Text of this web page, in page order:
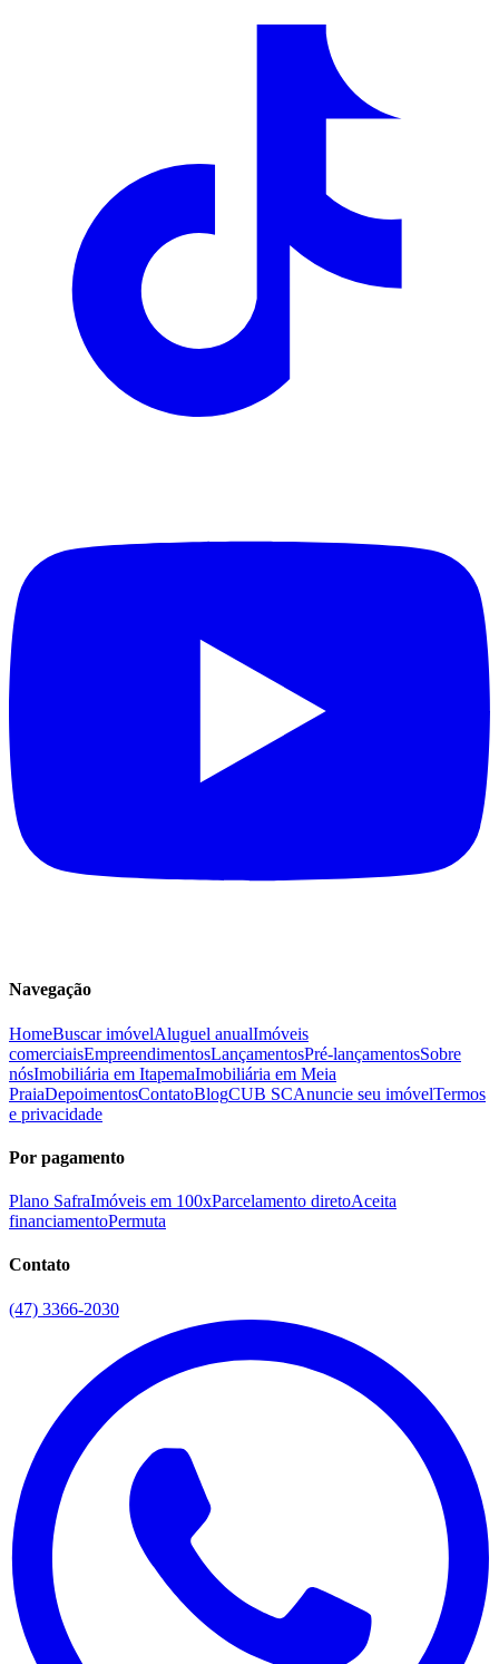
Navegação
HomeBuscar imóvelAluguel anualImóveis
comerciaisEmpreendimentosLançamentosPré-lançamentosSobre
nósImobiliária em ItapemaImobiliária em Meia
PraiaDepoimentosContatoBlogCUB SCAnuncie seu imóvelTermos
e privacidade
Por pagamento
Plano SafraImóveis em 100xParcelamento diretoAceita
financiamentoPermuta
Contato
(47) 3366-2030